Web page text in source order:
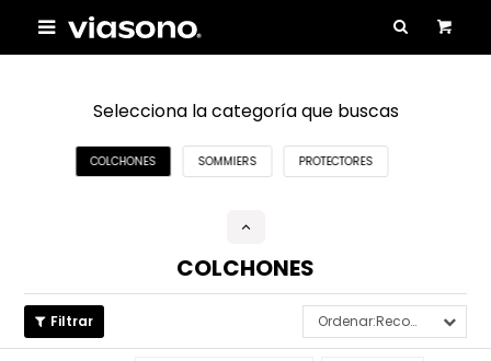

Selecciona la categoría que buscas
COLCHONES SOMMIERS PROTECTORES
COLCHONES
Recomendados